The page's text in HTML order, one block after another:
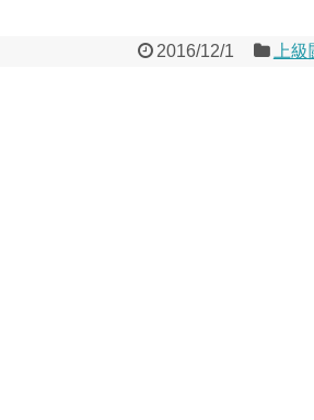
2016/12/1 上